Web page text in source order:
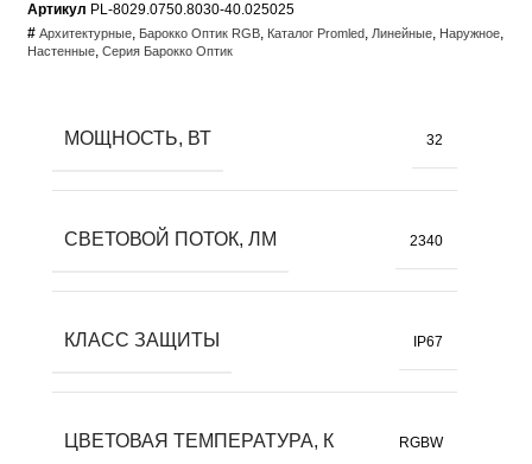
Артикул PL-8029.0750.8030-40.025025
# Архитектурные, Барокко Оптик RGB, Каталог Promled, Линейные, Наружное,
Настенные, Серия Барокко Оптик
МОЩНОСТЬ, ВТ 32
СВЕТОВОЙ ПОТОК, ЛМ 2340
КЛАСС ЗАЩИТЫ IP67
ЦВЕТОВАЯ ТЕМПЕРАТУРА, К RGBW